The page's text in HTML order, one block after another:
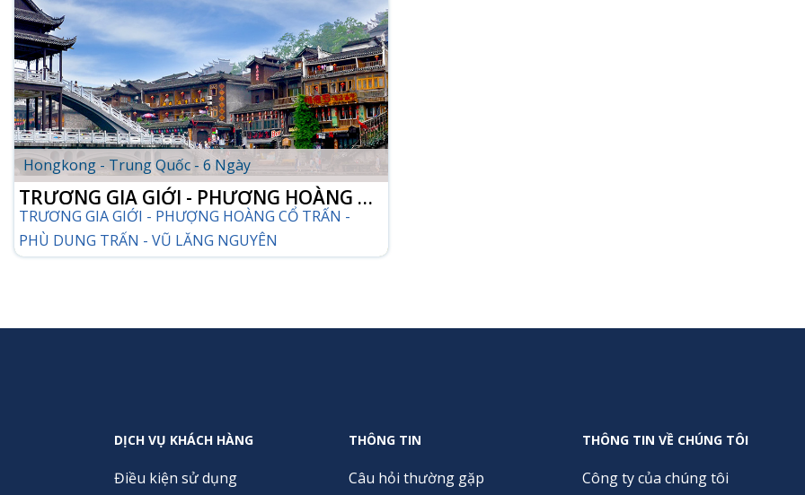
Hongkong - Trung Quốc - 6 Ngày
TRƯƠNG GIA GIỚI - PHƯỢNG HOÀNG CỔ
TRẤN - PHÙ DUNG TRẤN
TRƯƠNG GIA GIỚI - PHƯỢNG HOÀNG CỔ TRẤN -
PHÙ DUNG TRẤN - VŨ LĂNG NGUYÊN
DỊCH VỤ KHÁCH HÀNG
Điều kiện sử dụng
THÔNG TIN
Câu hỏi thường gặp
THÔNG TIN VỀ CHÚNG TÔI
Công ty của chúng tôi